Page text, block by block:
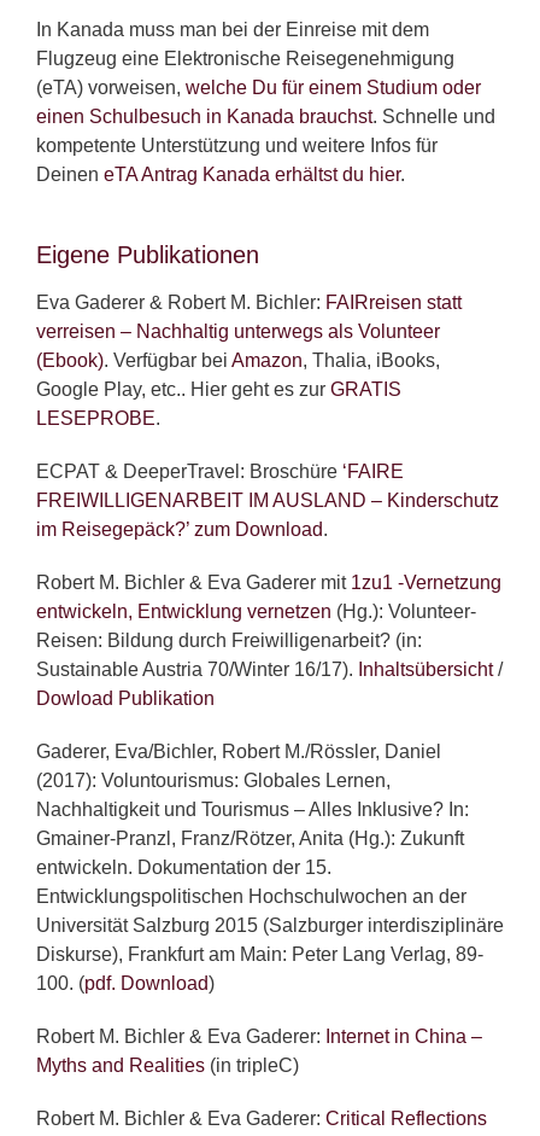
In Kanada muss man bei der Einreise mit dem
Flugzeug eine Elektronische Reisegenehmigung
(eTA) vorweisen, welche Du für einem Studium oder
einen Schulbesuch in Kanada brauchst. Schnelle und
kompetente Unterstützung und weitere Infos für
Deinen eTA Antrag Kanada erhältst du hier.
Eigene Publikationen
Eva Gaderer & Robert M. Bichler: FAIRreisen statt
verreisen – Nachhaltig unterwegs als Volunteer
(Ebook). Verfügbar bei Amazon, Thalia, iBooks,
Google Play, etc.. Hier geht es zur GRATIS
LESEPROBE.
ECPAT & DeeperTravel: Broschüre ‘FAIRE
FREIWILLIGENARBEIT IM AUSLAND – Kinderschutz
im Reisegepäck?’ zum Download.
Robert M. Bichler & Eva Gaderer mit 1zu1 -Vernetzung
entwickeln, Entwicklung vernetzen (Hg.): Volunteer-
Reisen: Bildung durch Freiwilligenarbeit? (in:
Sustainable Austria 70/Winter 16/17). Inhaltsübersicht/
Dowload Publikation
Gaderer, Eva/Bichler, Robert M./Rössler, Daniel
(2017): Voluntourismus: Globales Lernen,
Nachhaltigkeit und Tourismus – Alles Inklusive? In:
Gmainer-Pranzl, Franz/Rötzer, Anita (Hg.): Zukunft
entwickeln. Dokumentation der 15.
Entwicklungspolitischen Hochschulwochen an der
Universität Salzburg 2015 (Salzburger interdisziplinäre
Diskurse), Frankfurt am Main: Peter Lang Verlag, 89-
100. (pdf. Download)
Robert M. Bichler & Eva Gaderer: Internet in China –
Myths and Realities (in tripleC)
Robert M. Bichler & Eva Gaderer: Critical Reflections